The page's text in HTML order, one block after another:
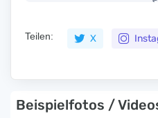
Teilen: X
Beispielfotos /